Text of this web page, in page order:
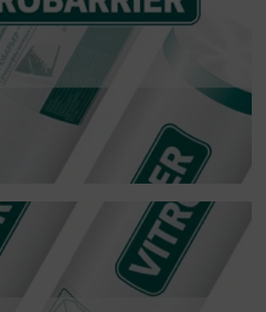
сложни конструкции.
VITROBARRIER
фасадни мембрани за защита от
Хидроизолационна и